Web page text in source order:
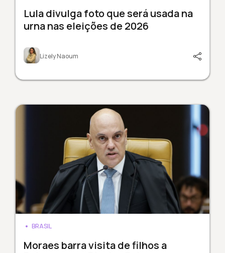
Lula divulga foto que será usada na
urna nas eleições de 2026
Lizely Naoum
BRASIL
Moraes barra visita de filhos a